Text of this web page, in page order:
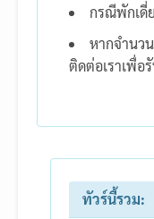
กรณีพักเดี่
หากจำนว
ติดต่อเราเพื่อ
ทัวร์นี้รวม: